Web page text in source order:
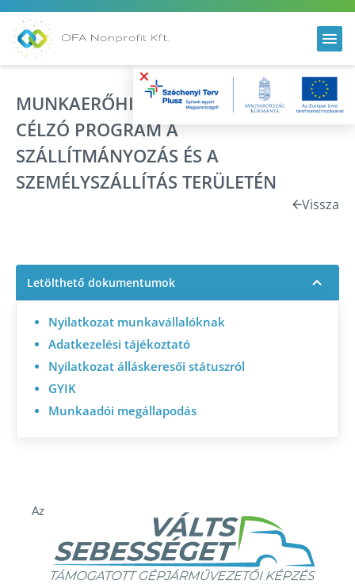
×
MUNKAERŐHIÁNY CSÖKKENTÉSÉT
CÉLZÓ PROGRAM A
SZÁLLÍTMÁNYOZÁS ÉS A
SZEMÉLYSZÁLLÍTÁS TERÜLETÉN
Vissza
Letölthető dokumentumok
Nyilatkozat munkavállalóknak
Adatkezelési tájékoztató
Nyilatkozat álláskeresői státuszról
GYIK
Munkaadói megállapodás
Az